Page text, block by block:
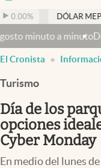
Economía y Política
Finanzas y Mercados
Mercados Online
Negocios
Columnistas
Otras secciones
DÓLAR MEP $ 1526,03
a minutoDólar hoy y
El Cronista
Turismo
Día de los
opciones
Cyber Monday
En medio del lunes